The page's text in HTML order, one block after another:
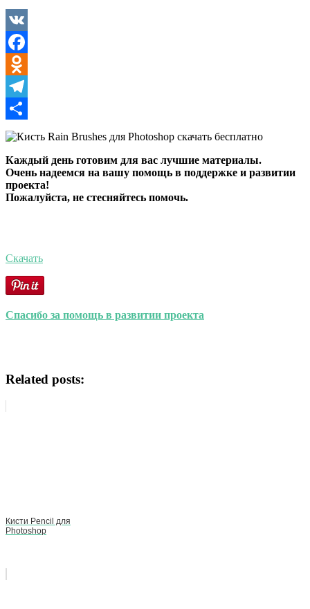
VK
Facebook
Odnoklassniki
Telegram
Отправить
Каждый день готовим для вас лучшие материалы.
Очень надеемся на вашу помощь в поддержке и развитии
проекта!
Пожалуйста, не стесняйтесь помочь.
Скачать
Спасибо за помощь в развитии проекта
Related posts:
Кисти Pencil для
Photoshop